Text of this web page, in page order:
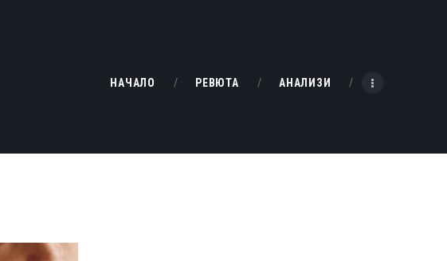
НАЧАЛО РЕВЮТА АНАЛИЗИ
РЕВЮТА
БАХТИ НАГРАДИТЕ